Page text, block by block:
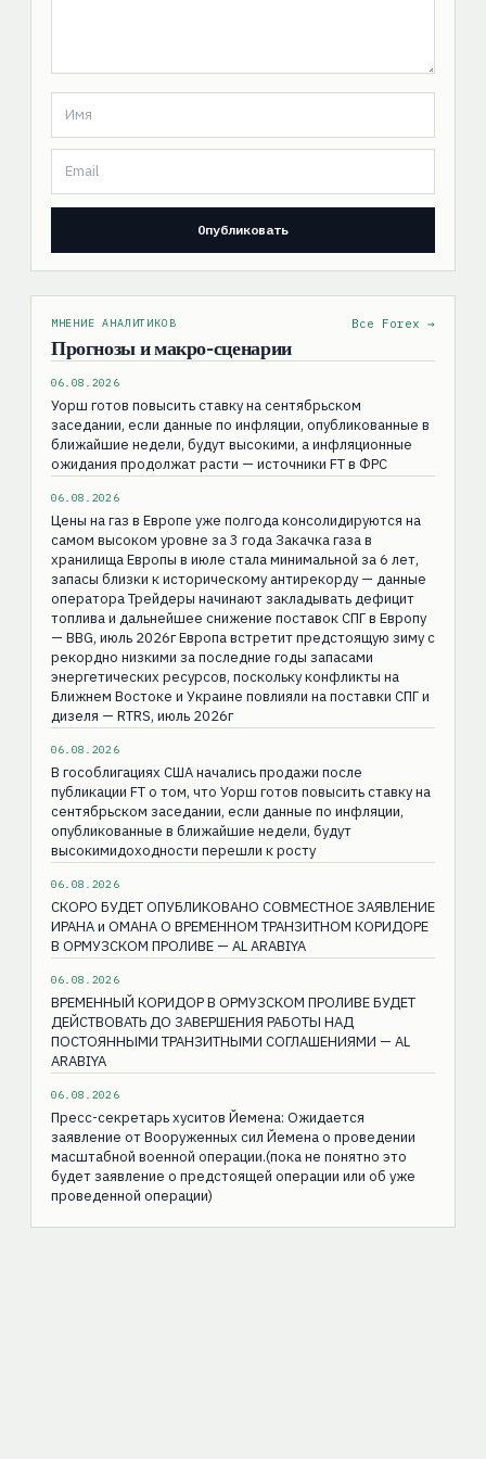
МНЕНИЕ АНАЛИТИКОВ
Прогнозы и макро-сценарии
Все Forex →
06.08.2026
Уорш готов повысить ставку на сентябрьском
заседании, если данные по инфляции, опубликованные в
ближайшие недели, будут высокими, а инфляционные
ожидания продолжат расти — источники FT в ФРС
06.08.2026
Цены на газ в Европе уже полгода консолидируются на
самом высоком уровне за 3 года Закачка газа в
хранилища Европы в июле стала минимальной за 6 лет,
запасы близки к историческому антирекорду — данные
оператора Трейдеры начинают закладывать дефицит
топлива и дальнейшее снижение поставок СПГ в Европу
— BBG, июль 2026г Европа встретит предстоящую зиму с
рекордно низкими за последние годы запасами
энергетических ресурсов, поскольку конфликты на
Ближнем Востоке и Украине повлияли на поставки СПГ и
дизеля — RTRS, июль 2026г
06.08.2026
В гособлигациях США начались продажи после
публикации FT о том, что Уорш готов повысить ставку на
сентябрьском заседании, если данные по инфляции,
опубликованные в ближайшие недели, будут
высокимидоходности перешли к росту
06.08.2026
СКОРО БУДЕТ ОПУБЛИКОВАНО СОВМЕСТНОЕ ЗАЯВЛЕНИЕ
ИРАНА и ОМАНА О ВРЕМЕННОМ ТРАНЗИТНОМ КОРИДОРЕ
В ОРМУЗСКОМ ПРОЛИВЕ — AL ARABIYA
06.08.2026
ВРЕМЕННЫЙ КОРИДОР В ОРМУЗСКОМ ПРОЛИВЕ БУДЕТ
ДЕЙСТВОВАТЬ ДО ЗАВЕРШЕНИЯ РАБОТЫ НАД
ПОСТОЯННЫМИ ТРАНЗИТНЫМИ СОГЛАШЕНИЯМИ — AL
ARABIYA
06.08.2026
Пресс-секретарь хуситов Йемена: Ожидается
заявление от Вооруженных сил Йемена о проведении
масштабной военной операции.(пока не понятно это
будет заявление о предстоящей операции или об уже
проведенной операции)